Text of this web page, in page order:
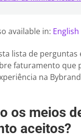
available in: English
lista de perguntas
faturamento que
na
os meios
aceitos?